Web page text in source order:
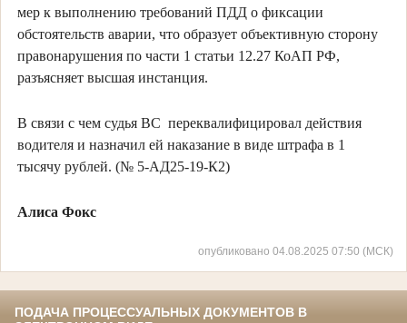
мер к выполнению требований ПДД о фиксации
обстоятельств аварии, что образует объективную сторону
правонарушения по части 1 статьи 12.27 КоАП РФ,
разъясняет высшая инстанция.
В связи с чем судья ВС переквалифицировал действия
водителя и назначил ей наказание в виде штрафа в 1
тысячу рублей. (№ 5-АД25-19-К2)
Алиса Фокс
опубликовано 04.08.2025 07:50 (МСК)
ПОДАЧА ПРОЦЕССУАЛЬНЫХ ДОКУМЕНТОВ В